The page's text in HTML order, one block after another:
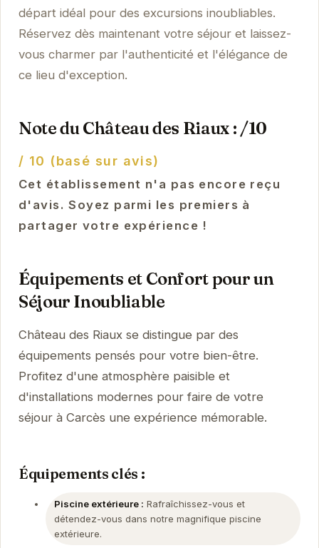
départ idéal pour des excursions inoubliables.
Réservez dès maintenant votre séjour et laissez-
vous charmer par l'authenticité et l'élégance de
ce lieu d'exception.
Note du Château des Riaux : /10
/ 10 (basé sur avis)
Cet établissement n'a pas encore reçu
d'avis. Soyez parmi les premiers à
partager votre expérience !
Équipements et Confort pour un
Séjour Inoubliable
Château des Riaux se distingue par des
équipements pensés pour votre bien-être.
Profitez d'une atmosphère paisible et
d'installations modernes pour faire de votre
séjour à Carcès une expérience mémorable.
Équipements clés :
Piscine extérieure : Rafraîchissez-vous et
détendez-vous dans notre magnifique piscine
extérieure.